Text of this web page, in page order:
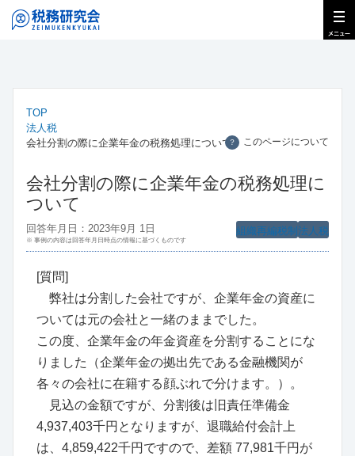
TOP
法人税
会社分割の際に企業年金の税務処理について？ このページについて
会社分割の際に企業年金の税務処理に
ついて
法人税
組織再編税制
回答年月日：2023年9月 1日
※ 事例の内容は回答年月日時点の情報に基づくものです
[質問]
弊社は分割した会社ですが、企業年金の資産に
ついては元の会社と一緒のままでした。
この度、企業年金の年金資産を分割することにな
りました（企業年金の拠出先である金融機関が
各々の会社に在籍する顔ぶれで分けます。）。
見込の金額ですが、分割後は旧責任準備金
4,937,403千円となりますが、退職給付会計上
は、4,859,422千円ですので、差額 77,981千円が